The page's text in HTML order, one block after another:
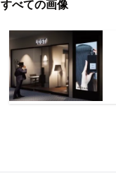
すべての画像